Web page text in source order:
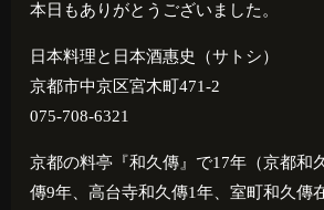
本日もありがとうございました。
日本料理と日本酒惠史（サトシ）
京都市中京区宮木町471-2
075-708-6321
京都の料亭『和久傳』で17年（京都和
傳9年、高台寺和久傳1年、室町和久傳